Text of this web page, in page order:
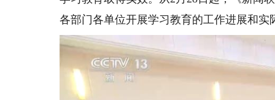
各部门各单位开展学习教育的工作进展和实